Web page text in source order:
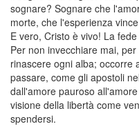
sognare? Sognare che
morte, che l'esperienza
E vero, Cristo è vivo! La
Per non invecchiare mai,
rinascere ogni alba; occorre
passare, come gli apostoli
dall'amore pauroso
visione della libertà come
spendersi.